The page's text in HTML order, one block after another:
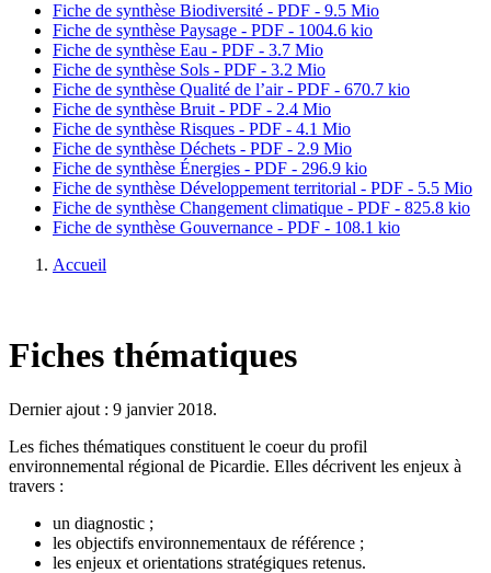
Fiche de synthèse Biodiversité - PDF - 9.5 Mio
Fiche de synthèse Paysage - PDF - 1004.6 kio
Fiche de synthèse Eau - PDF - 3.7 Mio
Fiche de synthèse Sols - PDF - 3.2 Mio
Fiche de synthèse Qualité de l’air - PDF - 670.7 kio
Fiche de synthèse Bruit - PDF - 2.4 Mio
Fiche de synthèse Risques - PDF - 4.1 Mio
Fiche de synthèse Déchets - PDF - 2.9 Mio
Fiche de synthèse Énergies - PDF - 296.9 kio
Fiche de synthèse Développement territorial - PDF - 5.5 Mio
Fiche de synthèse Changement climatique - PDF - 825.8 kio
Fiche de synthèse Gouvernance - PDF - 108.1 kio
Accueil
Fiches thématiques
Dernier ajout : 9 janvier 2018.
Les fiches thématiques constituent le coeur du profil
environnemental régional de Picardie. Elles décrivent les enjeux à
travers :
un diagnostic ;
les objectifs environnementaux de référence ;
les enjeux et orientations stratégiques retenus.